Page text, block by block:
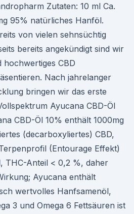
Zutaten: 10 ml Ca.
95% natürliches Hanföl.
von vielen sehnsüchtig
bereits angekündigt sind wir
CBD
Nach jahrelanger
bringen wir das erste
Ayucana CBD-Öl
CBD-Öl 10% enthält 1000mg
(decarboxyliertes) CBD,
(Entourage Effekt)
THC-Anteil < 0,2 %, daher
Ayucana enthält
wertvolles Hanfsamenöl,
3 und Omega 6 Fettsäuren ist